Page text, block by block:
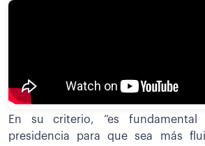
En su criterio, “es fundamental
presidencia para que sea más